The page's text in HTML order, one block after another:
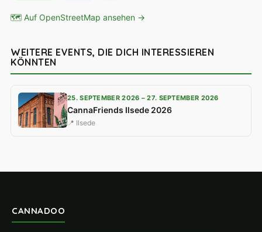
🗺 Auf OpenStreetMap ansehen →
WEITERE EVENTS, DIE DICH INTERESSIEREN
KÖNNTEN
25. SEPTEMBER 2026 – 27. SEPTEMBER 2026
CannaFriends Ilsede 2026
📍 Ilsede
CANNADOO